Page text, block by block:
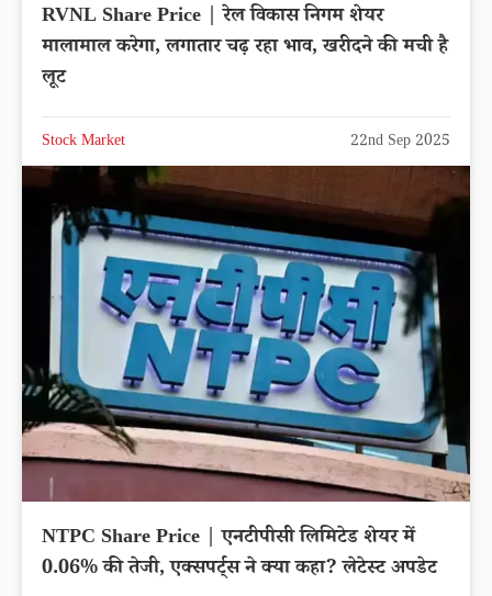
RVNL Share Price | रेल विकास निगम शेयर
मालामाल करेगा, लगातार चढ़ रहा भाव, खरीदने की मची है
लूट
Stock Market 22nd Sep 2025
NTPC Share Price | एनटीपीसी लिमिटेड शेयर में
0.06% की तेजी, एक्सपर्ट्स ने क्या कहा? लेटेस्ट अपडेट